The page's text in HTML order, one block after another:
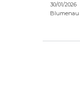
30/01/2026
Blumenau